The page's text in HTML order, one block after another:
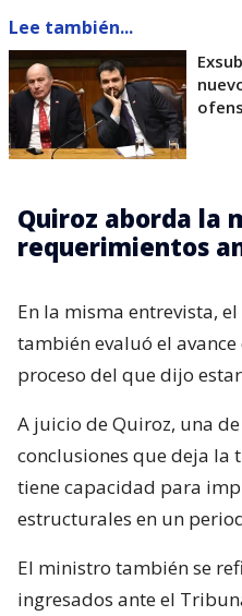
Lee también...
Quiroz aborda la
requerimientos
En la misma entrevista,
también evaluó el
proceso del que dijo estar
A juicio de Quiroz, una
conclusiones que deja la
tiene capacidad para
estructurales en un
El ministro también se
ingresados ante el